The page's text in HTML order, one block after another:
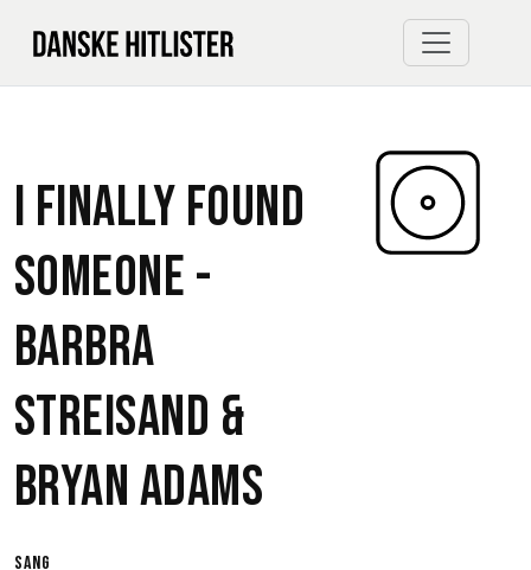
I Finally Found
Someone -
Barbra
Streisand &
Bryan Adams
sang